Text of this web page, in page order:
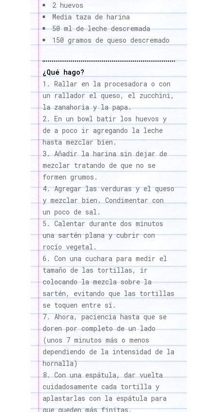
2 huevos
Media taza de harina
50 ml de leche descremada
150 gramos de queso descremado
¿Qué hago?
Rallar en la procesadora o con
un rallador el queso, el zucchini,
la zanahoria y la papa.
En un bowl batir los huevos y
de a poco ir agregando la leche
hasta mezclar bien.
Añadir la harina sin dejar de
mezclar tratando de que no se
formen grumos.
Agregar las verduras y el queso
y mezclar bien. Condimentar con
un poco de sal.
Calentar durante dos minutos
una sartén plana y cubrir con
rocío vegetal.
Con una cuchara para medir el
tamaño de las tortillas, ir
colocando la mezcla sobre la
sartén, evitando que las tortillas
se toquen entre sí.
Ahora, paciencia hasta que se
doren por completo de un lado
(unos 7 minutos más o menos
dependiendo de la intensidad de la
hornalla)
Con una espátula, dar vuelta
cuidadosamente cada tortilla y
aplastarlas con la espátula para
que queden más finitas.